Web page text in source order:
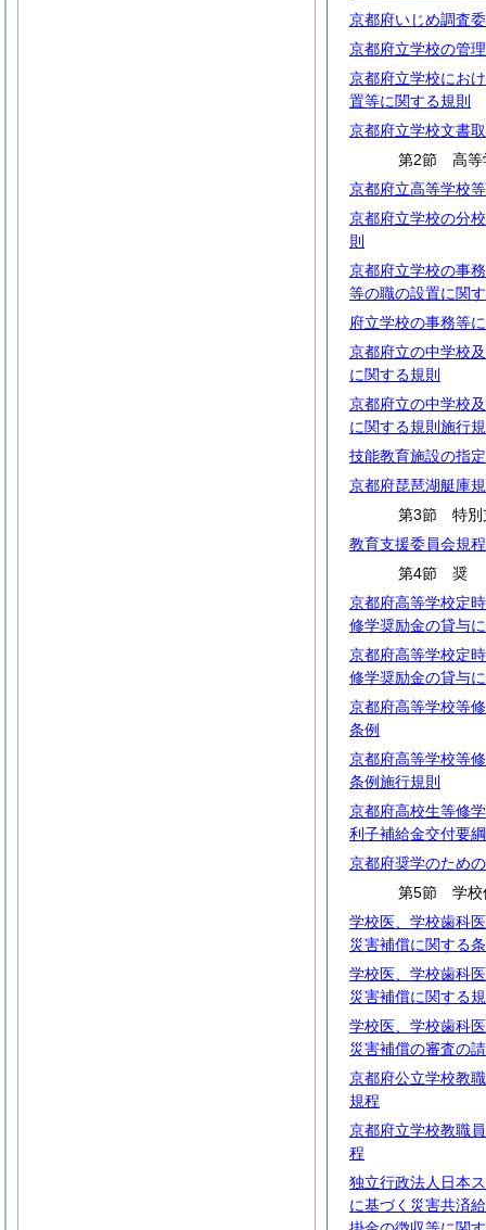
京都府いじめ調査
京都府立学校の管
京都府立学校にお
置等に関する規則
京都府立学校文書
第2節 高等
京都府立高等学校
京都府立学校の分
則
京都府立学校の事
等の職の設置に関
府立学校の事務等
京都府立の中学校
に関する規則
京都府立の中学校
に関する規則施行
技能教育施設の指
京都府琵琶湖艇庫
第3節 特別
教育支援委員会規程
第4節 奨
京都府高等学校定
修学奨励金の貸与
京都府高等学校定
修学奨励金の貸与
京都府高等学校等
条例
京都府高等学校等
条例施行規則
京都府高校生等修
利子補給金交付要綱
京都府奨学のため
第5節 学校
学校医、学校歯科
災害補償に関する
学校医、学校歯科
災害補償に関する
学校医、学校歯科
災害補償の審査の
京都府公立学校教
規程
京都府立学校教職
程
独立行政法人日本
に基づく災害共済